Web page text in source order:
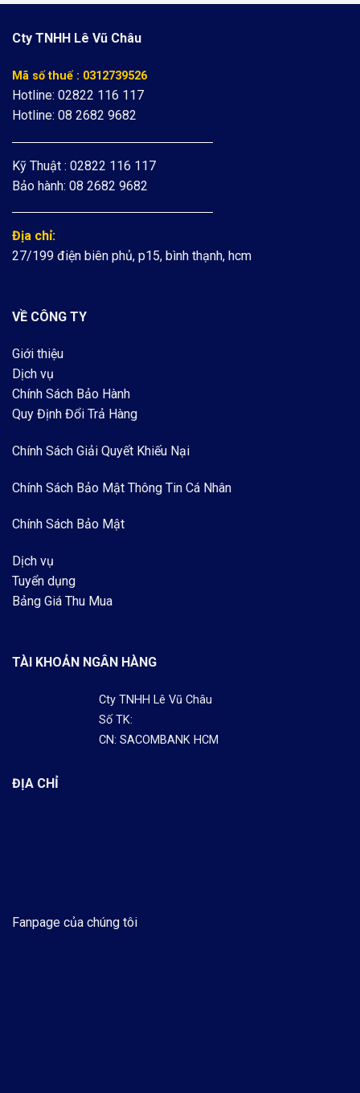
Cty TNHH Lê Vũ Châu
Mã số thuế : 0312739526
Hotline: 02822 116 117
Hotline: 08 2682 9682
Kỹ Thuật : 02822 116 117
Bảo hành: 08 2682 9682
Địa chỉ:
27/199 điện biên phủ, p15, bình thạnh, hcm
VỀ CÔNG TY
Giới thiệu
Dịch vụ
Chính Sách Bảo Hành
Quy Định Đổi Trả Hàng
Chính Sách Giải Quyết Khiếu Nại
Chính Sách Bảo Mật Thông Tin Cá Nhân
Chính Sách Bảo Mật
Dịch vụ
Tuyển dụng
Bảng Giá Thu Mua
TÀI KHOẢN NGÂN HÀNG
Cty TNHH Lê Vũ Châu
Số TK:
CN: SACOMBANK HCM
ĐỊA CHỈ
Fanpage của chúng tôi